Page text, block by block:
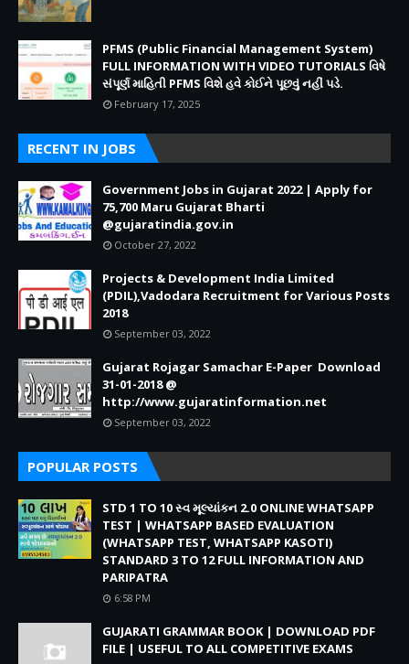
PFMS (Public Financial Management System)
FULL INFORMATION WITH VIDEO TUTORIALS વિષે
સંપૂર્ણ માહિતી PFMS વિશે હવે કોઈને પૂછવું નહીં પડે.
February 17, 2025
RECENT IN JOBS
Government Jobs in Gujarat 2022 | Apply for
75,700 Maru Gujarat Bharti
@gujaratindia.gov.in
October 27, 2022
Projects & Development India Limited
(PDIL),Vadodara Recruitment for Various Posts
2018
September 03, 2022
Gujarat Rojagar Samachar E-Paper Download
31-01-2018 @
http://www.gujaratinformation.net
September 03, 2022
POPULAR POSTS
STD 1 TO 10 સ્વ મૂલ્યાંકન 2.0 ONLINE WHATSAPP
TEST | WHATSAPP BASED EVALUATION
(WHATSAPP TEST, WHATSAPP KASOTI)
STANDARD 3 TO 12 FULL INFORMATION AND
PARIPATRA
6:58 PM
GUJARATI GRAMMAR BOOK | DOWNLOAD PDF
FILE | USEFUL TO ALL COMPETITIVE EXAMS